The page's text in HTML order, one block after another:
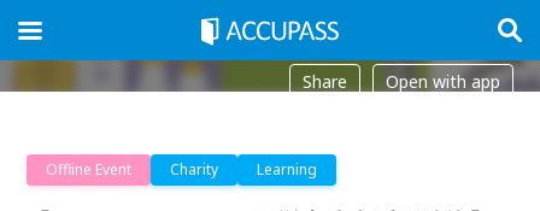
Share Open with app
Offline Event Charity Learning